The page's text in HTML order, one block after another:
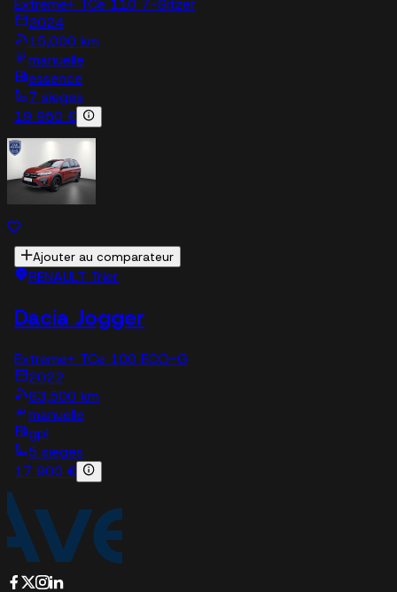
Extreme+ TCe 110 7-Sitzer
2024
15,000 km
manuelle
essence
7 sieges
19 950 €
Ajouter au comparateur
RENAULT Trier
Dacia Jogger
Extreme+ TCe 100 ECO-G
2022
63,500 km
manuelle
gpl
5 sieges
17 900 €